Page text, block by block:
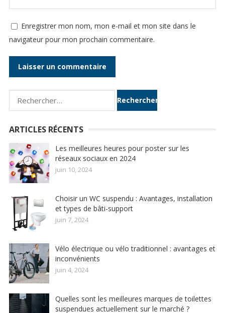
Enregistrer mon nom, mon e-mail et mon site dans le
navigateur pour mon prochain commentaire.
Rechercher :
ARTICLES RÉCENTS
Les meilleures heures pour poster sur les
réseaux sociaux en 2024
juin 10, 2024
Choisir un WC suspendu : Avantages, installation
et types de bâti-support
juin 7, 2024
Vélo électrique ou vélo traditionnel : avantages et
inconvénients
juin 4, 2024
Quelles sont les meilleures marques de toilettes
suspendues actuellement sur le marché ?